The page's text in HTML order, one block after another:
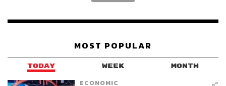
MOST POPULAR
TODAY WEEK MONTH
ECONOMIC